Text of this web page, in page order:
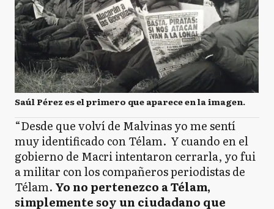
Saúl Pérez es el primero que aparece en la imagen.
“Desde que volví de Malvinas yo me sentí
muy identificado con Télam. Y cuando en el
gobierno de Macri intentaron cerrarla, yo fui
a militar con los compañeros periodistas de
Télam. Yo no pertenezco a Télam,
simplemente soy un ciudadano que